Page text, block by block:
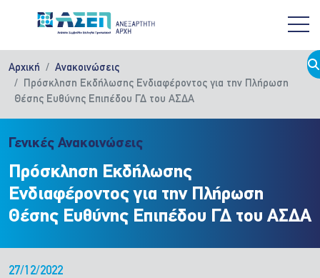
Αρχική
Ανακοινώσεις
Πρόσκληση Εκδήλωσης Ενδιαφέροντος για την Πλήρωση
Θέσης Ευθύνης Επιπέδου ΓΔ του ΑΣΔΑ
Γενικές Ανακοινώσεις
Πρόσκληση Εκδήλωσης
Ενδιαφέροντος για την Πλήρωση
Θέσης Ευθύνης Επιπέδου ΓΔ του ΑΣΔΑ
27/12/2022